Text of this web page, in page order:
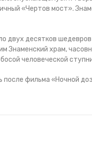
«Чертов мост».
двух десятков
Знаменский храм,
человеческой
после фильма «Ночной